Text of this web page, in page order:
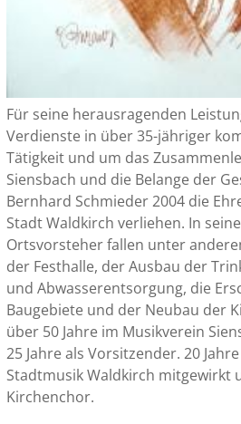
Für seine herausragenden
Verdienste in über 35-jähriger
Tätigkeit und um das
Siensbach und die Belange der
Bernhard Schmieder 2004 die
Stadt Waldkirch verliehen. In
Ortsvorsteher fallen unter
der Festhalle, der Ausbau der
und Abwasserentsorgung, die
Baugebiete und der Neubau der
über 50 Jahre im Musikverein
25 Jahre als Vorsitzender. 20
Stadtmusik Waldkirch mitgewirkt
Kirchenchor.